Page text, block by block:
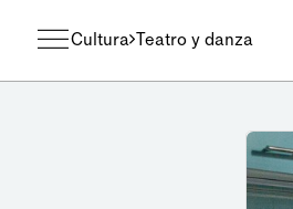
Cultura Teatro y danza